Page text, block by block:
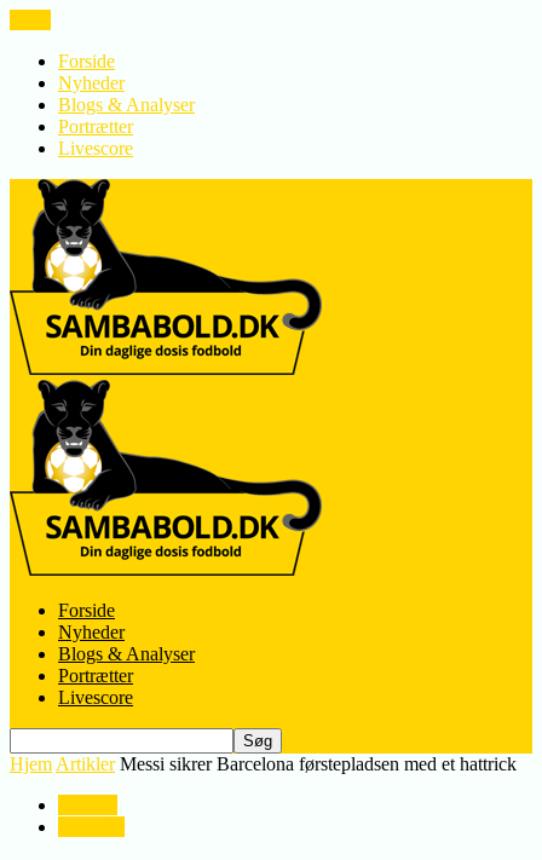
Forside
Nyheder
Blogs & Analyser
Portrætter
Livescore
Forside
Nyheder
Blogs & Analyser
Portrætter
Livescore
Hjem Artikler Messi sikrer Barcelona førstepladsen med et hattrick